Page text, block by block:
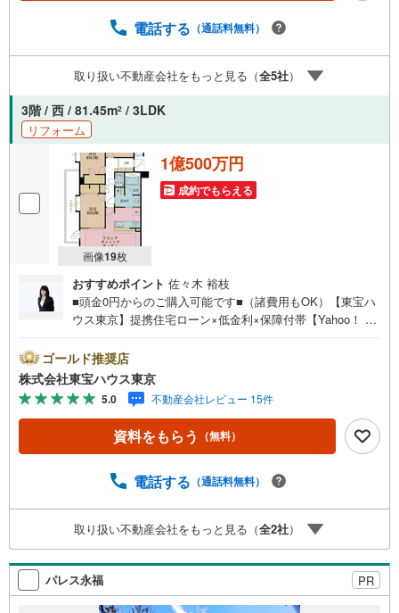
気軽にご相談、ご来社頂ける会社です。スタッフ一同、心
せん。唯一無二の不動産をお手伝いいたします。 キッズル
ーム充実・チャイルド-シートの用意もございます。 ご家族
で楽しくご検討頂けるようご案内しておりますのでぜひ、
お気軽にお問い合わせください。 営業時間: 9:00 - 20:
00
電話する （通話料無料）
取り扱い不動産会社をもっと見る（全5社）
3階 / 西 / 81.45m2 / 3LDK
リフォーム
画像19枚
1億500万円
成約でもらえる
おすすめポイント 佐々木 裕枝
■頭金0円からのご購入可能です■（諸費用もOK）【東宝ハ
ウス東京】提携住宅ローン×低金利×保障付帯【Yahoo！ 不
ayボーナスライトがもらえる「Yahoo！ 不動産 物件ご成約
キャンペーン」の対象になります。「資料をもらう」「見
学予約をする」ボタンからお問い合わせください。※必ずY
ahoo！ JAPAN IDでログインしてください。※PayPayボー
ナスライトは出金と譲渡はできません。ご案内・詳細な資
料のご請求はお気軽にどうぞ♪お電話でのお問い合わせも
ゴールド推奨店
株式会社東宝ハウス東京
5.0 不動産会社レビュー 15件
資料をもらう （無料）
電話する （通話料無料）
取り扱い不動産会社をもっと見る（全2社）
パレス永福 PR